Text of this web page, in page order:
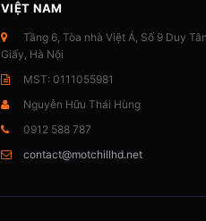
VIỆT NAM
Tầng 6, Tòa nhà Việt Á, Số 9 Duy
Giấy, Hà Nội
MST: 0111055981
Nguyễn Hữu Thái Hùng
0912 588 787
contact@motchillhd.net